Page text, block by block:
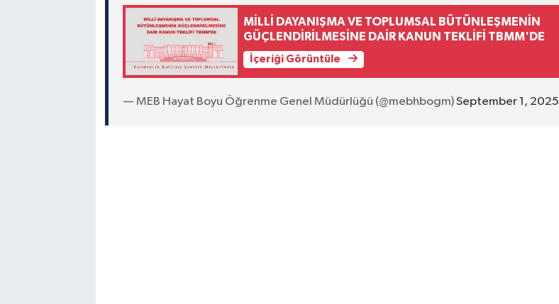
MİLLİ DAYANIŞMA VE TOPLUMSAL BÜTÜNLEŞMENİN
GÜÇLENDİRİLMESİNE DAİR KANUN TEKLİFİ TBMM'DE
İçeriği Görüntüle
— MEB Hayat Boyu Öğrenme Genel Müdürlüğü (@mebhbogm)September 1, 2025